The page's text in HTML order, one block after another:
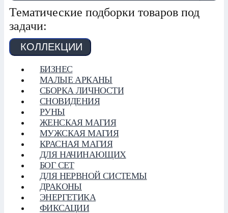
Тематические подборки товаров под
задачи:
КОЛЛЕКЦИИ
БИЗНЕС
МАЛЫЕ АРКАНЫ
СБОРКА ЛИЧНОСТИ
СНОВИДЕНИЯ
РУНЫ
ЖЕНСКАЯ МАГИЯ
МУЖСКАЯ МАГИЯ
КРАСНАЯ МАГИЯ
ДЛЯ НАЧИНАЮЩИХ
БОГ СЕТ
ДЛЯ НЕРВНОЙ СИСТЕМЫ
ДРАКОНЫ
ЭНЕРГЕТИКА
ФИКСАЦИИ